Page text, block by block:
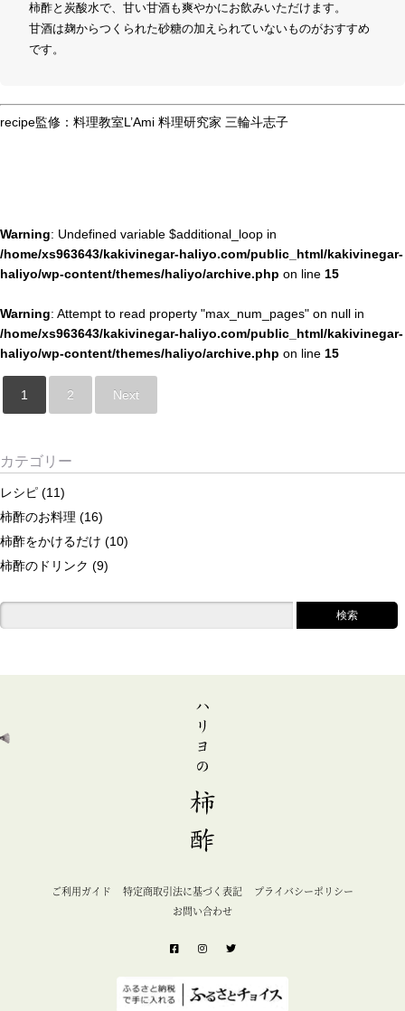
柿酢と炭酸水で、甘い甘酒も爽やかにお飲みいただけます。
甘酒は麹からつくられた砂糖の加えられていないものがおすすめ
です。
recipe監修：料理教室L’Ami 料理研究家 三輪斗志子
Warning: Undefined variable $additional_loop in
/home/xs963643/kakivinegar-haliyo.com/public_html/kakivinegar-
haliyo/wp-content/themes/haliyo/archive.php on line 15
Warning: Attempt to read property "max_num_pages" on null in
/home/xs963643/kakivinegar-haliyo.com/public_html/kakivinegar-
haliyo/wp-content/themes/haliyo/archive.php on line 15
1 2 Next
カテゴリー
レシピ (11)
柿酢のお料理 (16)
柿酢をかけるだけ (10)
柿酢のドリンク (9)
ご利用ガイド 特定商取引法に基づく表記
プライバシーポリシー
お問い合わせ